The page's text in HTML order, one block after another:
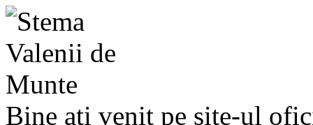
Bine ati venit pe site-ul